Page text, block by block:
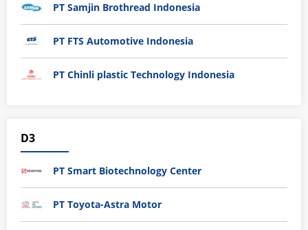
PT Samjin Brothread Indonesia
PT FTS Automotive Indonesia
PT Chinli plastic Technology Indonesia
D3
PT Smart Biotechnology Center
PT Toyota-Astra Motor